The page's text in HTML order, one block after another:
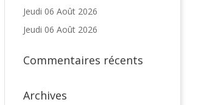
Jeudi 06 Août 2026
Jeudi 06 Août 2026
Commentaires récents
Archives